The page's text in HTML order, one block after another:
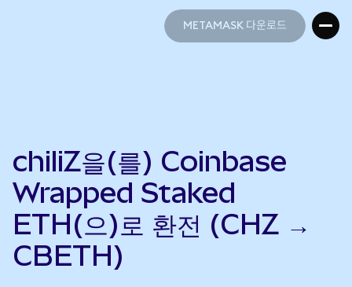
METAMASK 다운로드
chiliZ을(를) Coinbase
Wrapped Staked
ETH(으)로 환전 (CHZ →
CBETH)